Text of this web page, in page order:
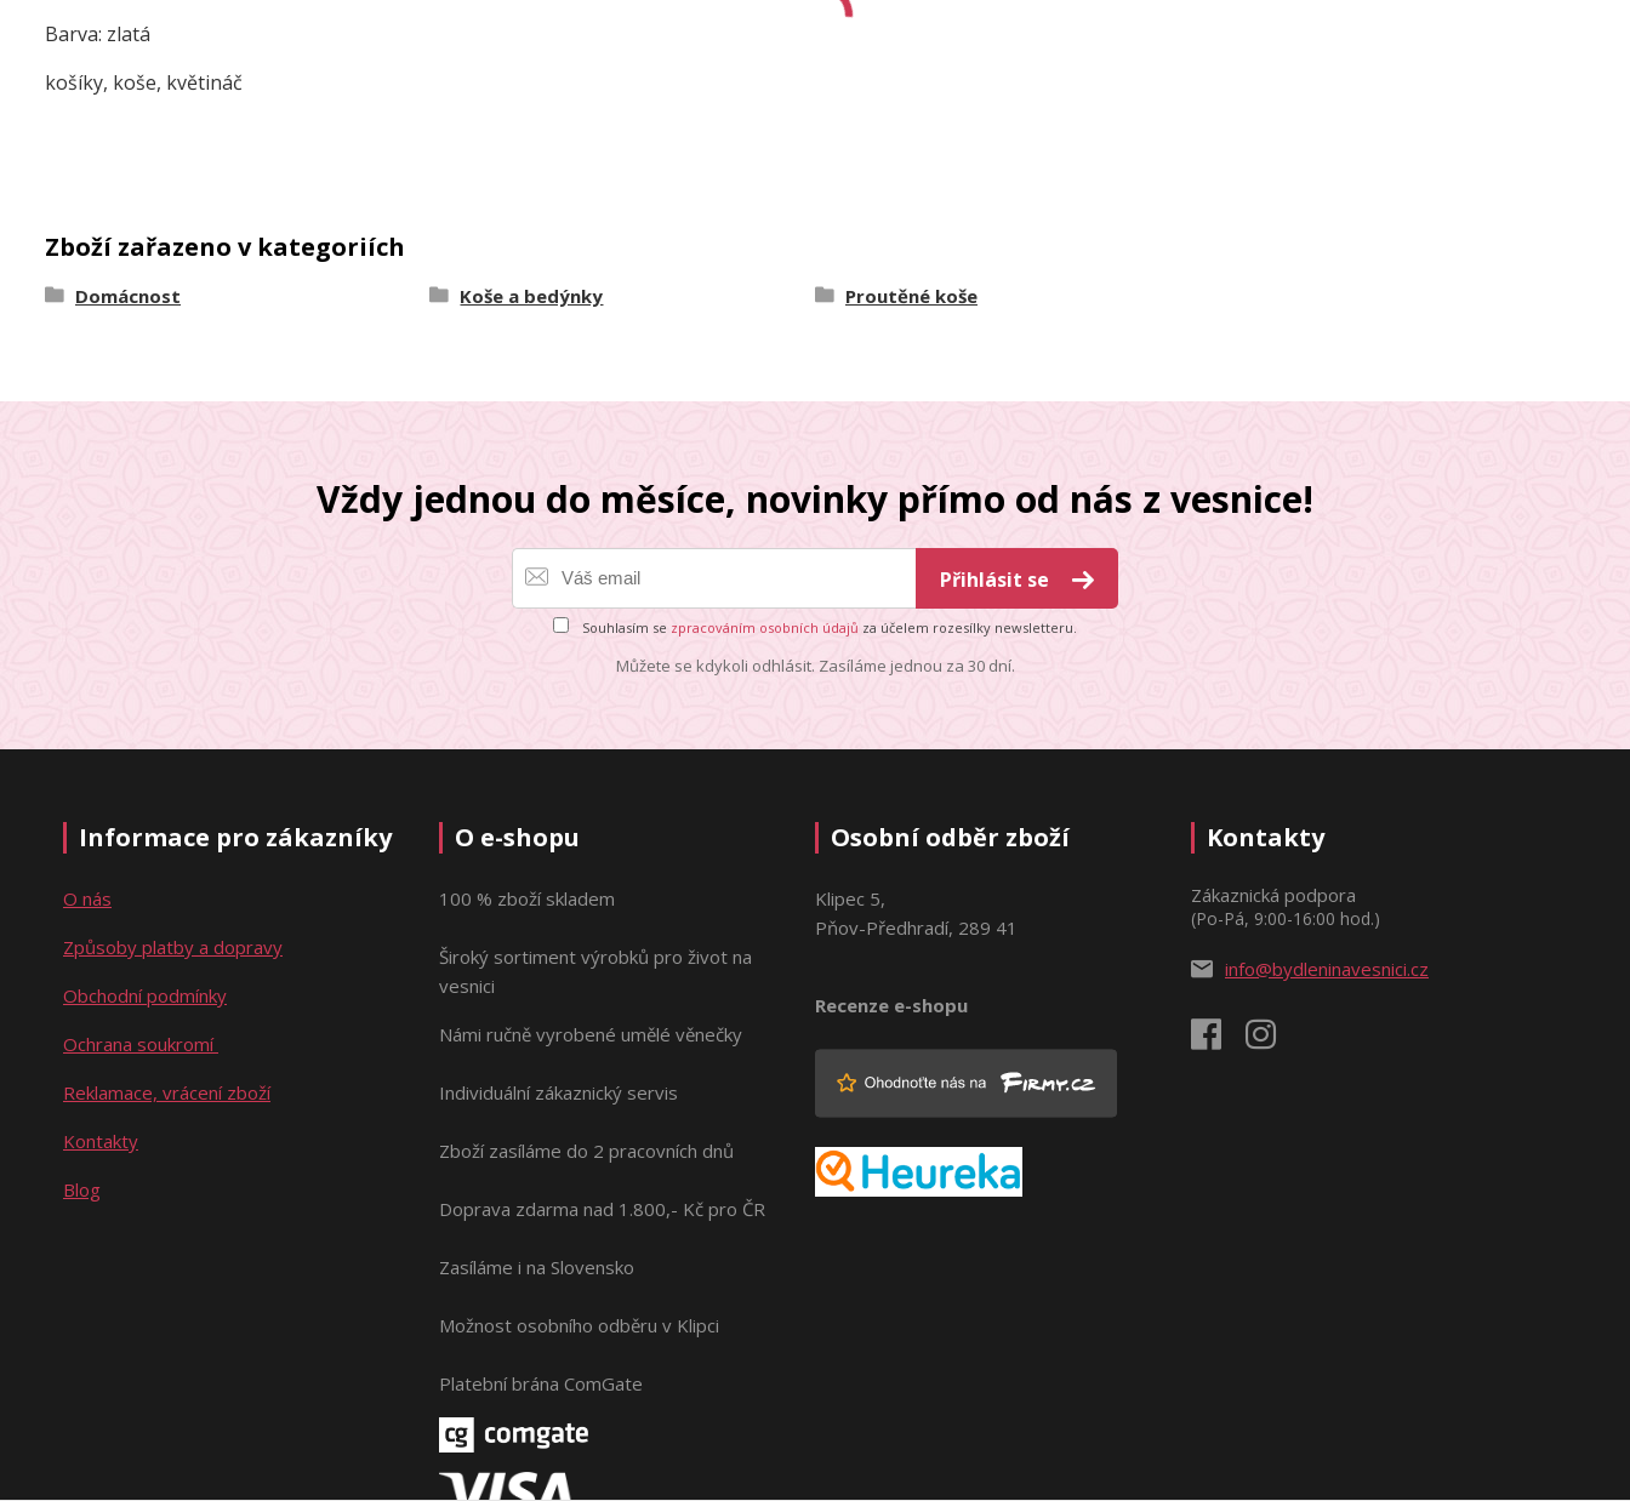
Barva: zlatá
košíky, koše, květináč
Zboží zařazeno v kategoriích
Domácnost Koše a bedýnky Proutěné koše
Vždy jednou do měsíce, novinky přímo od nás z vesnice!
Přihlásit se
Souhlasím se zpracováním osobních údajů za účelem rozesílky newsletteru.
Můžete se kdykoli odhlásit. Zasíláme jednou za 30 dní.
Informace pro zákazníky
O nás
Způsoby platby a dopravy
Obchodní podmínky
Ochrana soukromí
Reklamace, vrácení zboží
Kontakty
Blog
O e-shopu
100 % zboží skladem
Široký sortiment výrobků pro život na
vesnici
Námi ručně vyrobené umělé věnečky
Individuální zákaznický servis
Zboží zasíláme do 2 pracovních dnů
Doprava zdarma nad 1.800,- Kč pro ČR
Zasíláme i na Slovensko
Možnost osobního odběru v Klipci
Platební brána ComGate
Osobní odběr zboží
Klipec 5,
Pňov-Předhradí, 289 41
Recenze e-shopu
Kontakty
Zákaznická podpora
(Po-Pá, 9:00-16:00 hod.)
info@bydleninavesnici.cz